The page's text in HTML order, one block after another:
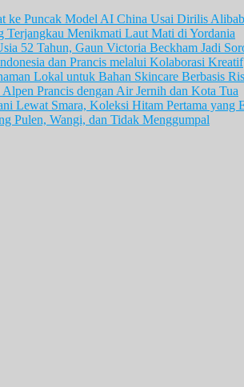
ke Puncak Model AI China Usai Dirilis
Terjangkau Menikmati Laut Mati di Yordania
52 Tahun, Gaun Victoria Beckham Jadi
dan Prancis melalui Kolaborasi Kreatif
Lokal untuk Bahan Skincare Berbasis
Prancis dengan Air Jernih dan Kota Tua
Lewat Smara, Koleksi Hitam Pertama yang
Pulen, Wangi, dan Tidak Menggumpal